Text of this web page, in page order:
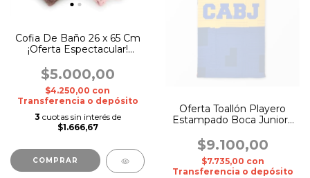
Cofia De Baño 26 x 65 Cm
¡Oferta Espectacular!
$5.000,00
$4.250,00 con
Transferencia o depósito
3 cuotas sin interés de
$1.666,67
Oferta Toallón Playero
Estampado Boca Juniors
$9.100,00
$7.735,00 con
Transferencia o depósito